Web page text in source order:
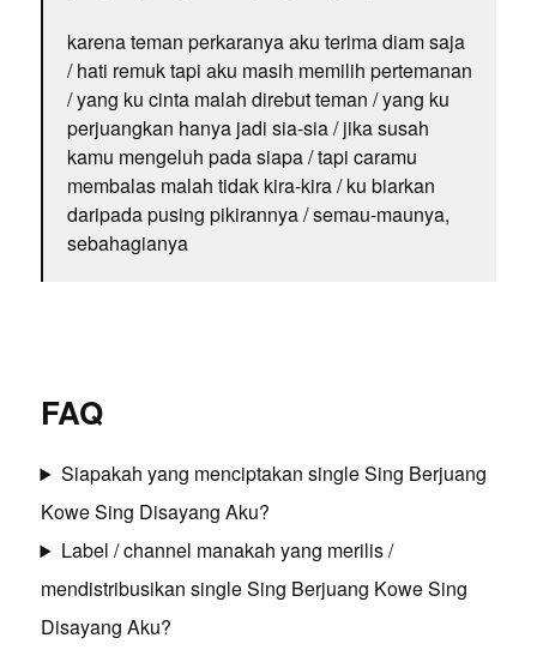
karena teman perkaranya aku terima diam saja
/ hati remuk tapi aku masih memilih pertemanan
/ yang ku cinta malah direbut teman / yang ku
perjuangkan hanya jadi sia-sia / jika susah
kamu mengeluh pada siapa / tapi caramu
membalas malah tidak kira-kira / ku biarkan
daripada pusing pikirannya / semau-maunya,
sebahagianya
FAQ
Siapakah yang menciptakan single Sing Berjuang
Kowe Sing Disayang Aku?
Label / channel manakah yang merilis /
mendistribusikan single Sing Berjuang Kowe Sing
Disayang Aku?